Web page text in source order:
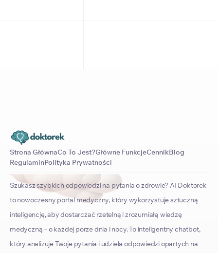
Strona GłównaCo To Jest?Główne FunkcjeCennikBlog
RegulaminPolityka Prywatności
Szukasz szybkich odpowiedzi na pytania o zdrowie? AI Doktorek
to nowoczesny portal medyczny, który wykorzystuje sztuczną
inteligencję, aby dostarczać rzetelną i zrozumiałą wiedzę
medyczną – o każdej porze dnia i nocy. To inteligentny chatbot,
który analizuje Twoje pytania i udziela odpowiedzi opartych na